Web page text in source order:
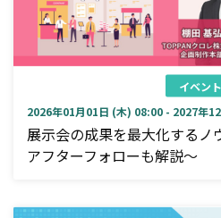
イベント
2026年01月01日 (木) 08:00 - 2027年
展示会の成果を最大化するノ
アフターフォローも解説～